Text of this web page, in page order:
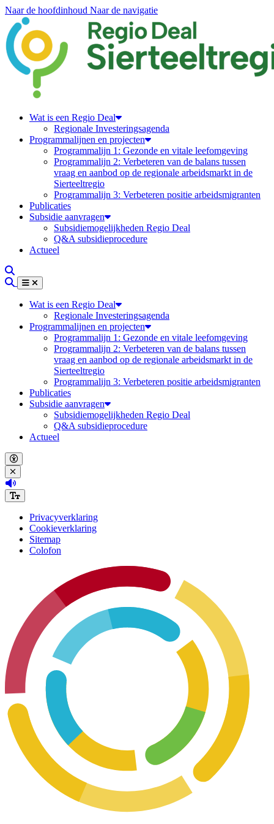
Naar de hoofdinhoud Naar de navigatie
Wat is een Regio Deal
Regionale Investeringsagenda
Programmalijnen en projecten
Programmalijn 1: Gezonde en vitale leefomgeving
Programmalijn 2: Verbeteren van de balans tussen
vraag en aanbod op de regionale arbeidsmarkt in de
Sierteeltregio
Programmalijn 3: Verbeteren positie arbeidsmigranten
Publicaties
Subsidie aanvragen
Subsidiemogelijkheden Regio Deal
Q&A subsidieprocedure
Actueel
Zoeken
Menu
Sluiten
Wat is een Regio Deal
Regionale Investeringsagenda
Programmalijnen en projecten
Programmalijn 1: Gezonde en vitale leefomgeving
Programmalijn 2: Verbeteren van de balans tussen
vraag en aanbod op de regionale arbeidsmarkt in de
Sierteeltregio
Programmalijn 3: Verbeteren positie arbeidsmigranten
Publicaties
Subsidie aanvragen
Subsidiemogelijkheden Regio Deal
Q&A subsidieprocedure
Actueel
Open accessibility menu
Close accessibility menu
(Deze link opent in een nieuw tabblad)
Increase font size
Privacyverklaring
Cookieverklaring
Sitemap
Colofon